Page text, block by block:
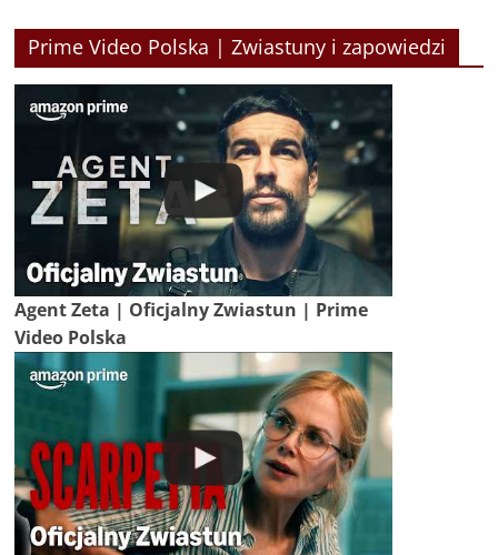
Prime Video Polska | Zwiastuny i zapowiedzi
Agent Zeta | Oficjalny Zwiastun | Prime
Video Polska